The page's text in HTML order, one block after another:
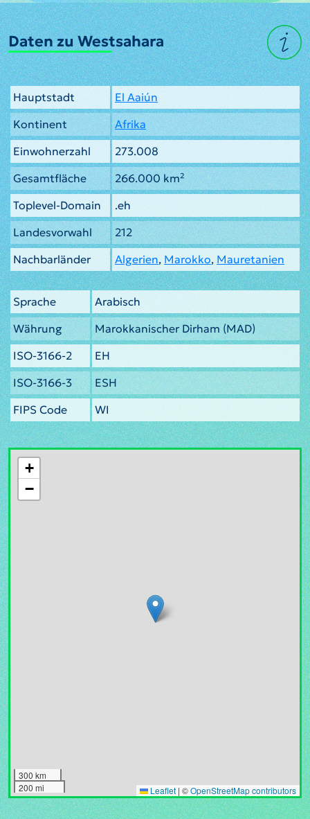
Daten zu Westsahara
Hauptstadt
El Aaiún
Kontinent
Afrika
Einwohnerzahl
273.008
Gesamtfläche
266.000 km²
Toplevel-Domain
.eh
Landesvorwahl
212
Nachbarländer
Algerien, Marokko, Mauretanien
Sprache
Arabisch
Währung
Marokkanischer Dirham (MAD)
ISO-3166-2
EH
ISO-3166-3
ESH
FIPS Code
WI
+
−
300 km
200 mi
Leaflet | ©OpenStreetMap contributors